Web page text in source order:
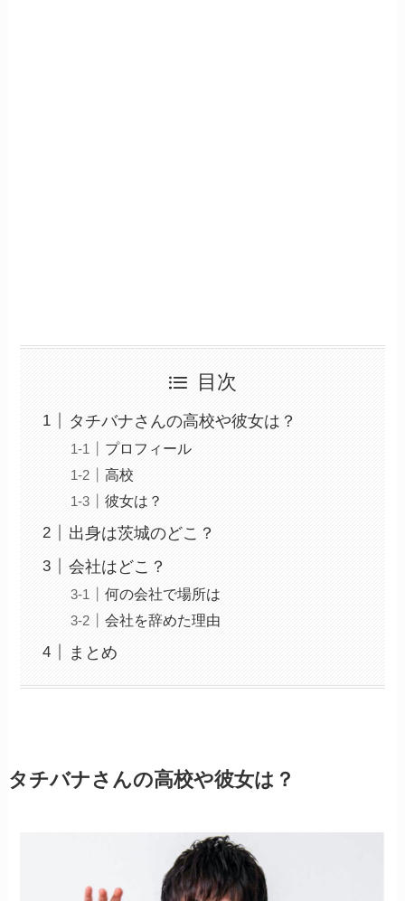
目次
タチバナさんの高校や彼女は？
プロフィール
高校
彼女は？
出身は茨城のどこ？
会社はどこ？
何の会社で場所は
会社を辞めた理由
まとめ
タチバナさんの高校や彼女は？